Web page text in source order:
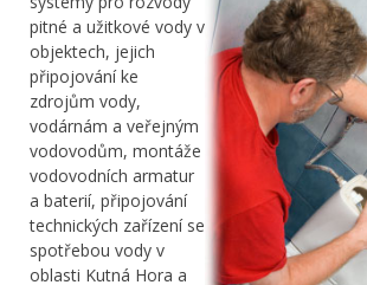
pitné a užitkové vody v
objektech, jejich
připojování ke
zdrojům vody,
vodárnám a veřejným
vodovodům, montáže
vodovodních armatur
a baterií, připojování
technických zařízení se
spotřebou vody v
oblasti Kutná Hora a